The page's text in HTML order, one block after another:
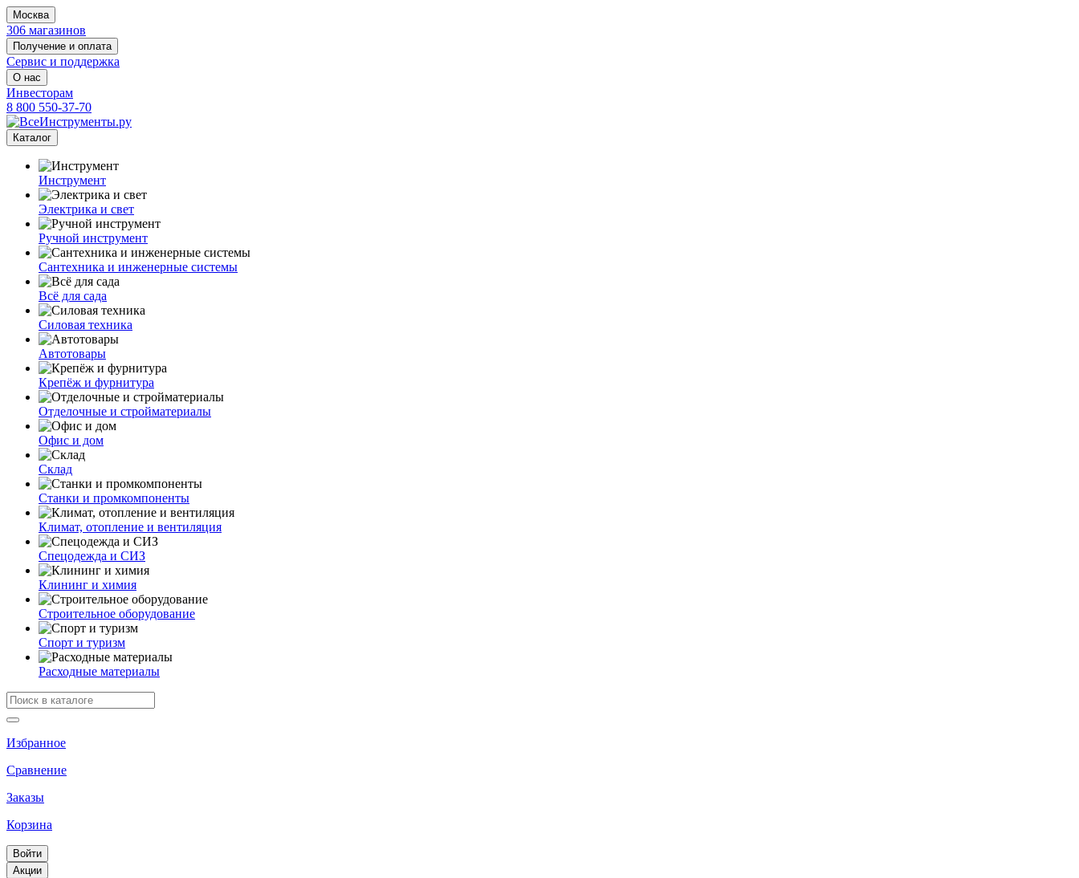
Москва
306 магазинов
Получение и оплата
Сервис и поддержка
О нас
Инвесторам
8 800 550-37-70
Каталог
Инструмент
Электрика и свет
Ручной инструмент
Сантехника и инженерные системы
Всё для сада
Силовая техника
Автотовары
Крепёж и фурнитура
Отделочные и стройматериалы
Офис и дом
Склад
Станки и промкомпоненты
Климат, отопление и вентиляция
Спецодежда и СИЗ
Клининг и химия
Строительное оборудование
Спорт и туризм
Расходные материалы
Избранное
Сравнение
Заказы
Корзина
Войти
Акции